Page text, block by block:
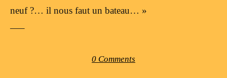
neuf ?… il nous faut un bateau… »
—–
0 Comments